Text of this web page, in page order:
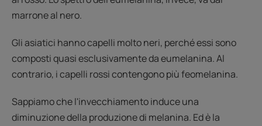
marrone al nero.
Gli asiatici hanno capelli molto neri, perché essi sono
composti quasi esclusivamente da eumelanina. Al
contrario, i capelli rossi contengono più feomelanina.
Sappiamo che l'invecchiamento induce una
diminuzione della produzione di melanina. Ed è la